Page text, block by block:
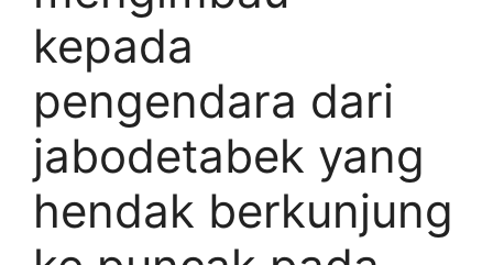
kepada
pengendara dari
jabodetabek yang
hendak berkunjung